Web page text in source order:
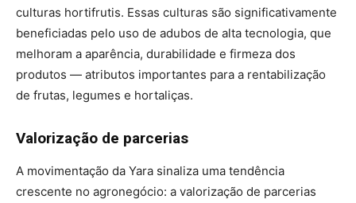
culturas hortifrutis. Essas culturas são significativamente
beneficiadas pelo uso de adubos de alta tecnologia, que
melhoram a aparência, durabilidade e firmeza dos
produtos — atributos importantes para a rentabilização
de frutas, legumes e hortaliças.
Valorização de parcerias
A movimentação da Yara sinaliza uma tendência
crescente no agronegócio: a valorização de parcerias